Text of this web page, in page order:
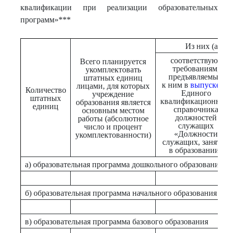
квалификации при реализации образовательных
программ»***
Количество
штатных
единиц
Всего планируется
укомплектовать
штатных единиц
лицами, для которых
учреждение
образования является
основным местом
работы (абсолютное
число и процент
укомплектованности)
Из них
соответствуют
требованиям,
предъявляемым
к ним в выпуске
Единого
справочника
должностей
служащих
«Должности
служащих,
в образовании»
а) образовательная программа дошкольного образования
б) образовательная программа начального образования
в) образовательная программа базового образования